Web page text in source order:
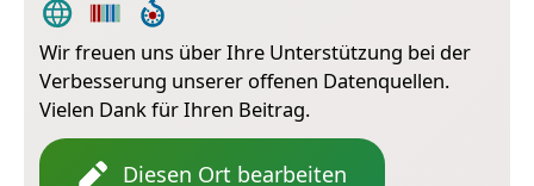
Wir freuen uns über Ihre Unterstützung bei der
Verbesserung unserer offenen Datenquellen.
Vielen Dank für Ihren Beitrag.
Diesen Ort bearbeiten